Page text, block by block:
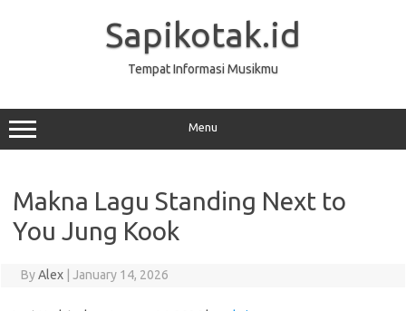
Sapikotak.id
Tempat Informasi Musikmu
Menu
Makna Lagu Standing Next to
You Jung Kook
ByAlex January 14, 2026